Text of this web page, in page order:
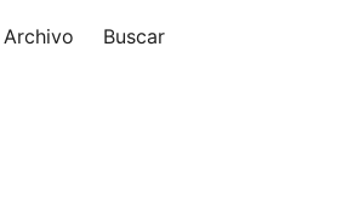
Archivo Buscar